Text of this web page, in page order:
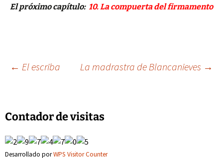
El próximo capítulo: 10. La compuerta del firmamento
Navegación
de
entradas
← El escriba La madrastra de Blancanieves →
Contador de visitas
Desarrollado porWPS Visitor Counter